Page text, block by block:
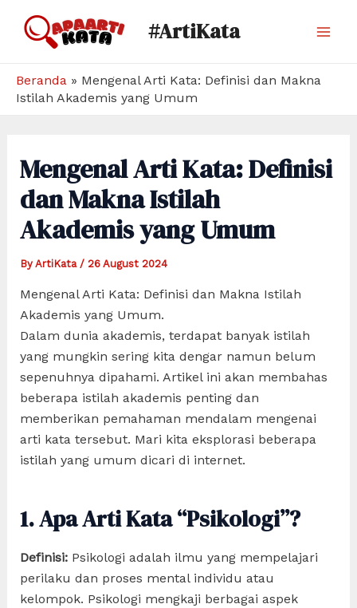
#ArtiKata
Beranda » Mengenal Arti Kata: Definisi dan Makna
Istilah Akademis yang Umum
Mengenal Arti Kata: Definisi
dan Makna Istilah
Akademis yang Umum
By ArtiKata / 26 August 2024
Mengenal Arti Kata: Definisi dan Makna Istilah
Akademis yang Umum.
Dalam dunia akademis, terdapat banyak istilah
yang mungkin sering kita dengar namun belum
sepenuhnya dipahami. Artikel ini akan membahas
beberapa istilah akademis penting dan
memberikan pemahaman mendalam mengenai
arti kata tersebut. Mari kita eksplorasi beberapa
istilah yang umum dicari di internet.
1. Apa Arti Kata “Psikologi”?
Definisi:Psikologi adalah ilmu yang mempelajari
perilaku dan proses mental individu atau
kelompok. Psikologi mengkaji berbagai aspek